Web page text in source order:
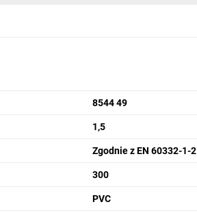
8544 49
1,5
Zgodnie z EN 60332-1-2
300
PVC